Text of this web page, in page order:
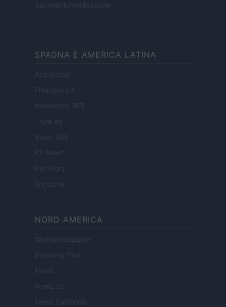
SecondHomeMagazine
SPAGNA E AMERICA LATINA
Actualidad
Finanzas 24
Investindo 365
Think.es
Viajar 365
ES Newz
Pet Story
Encocina
NORD AMERICA
Womanmagazine
Investing Plus
Newz
Newz US
Newz California